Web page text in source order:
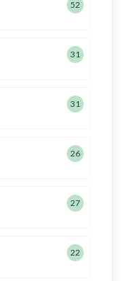
52
31
31
26
27
22